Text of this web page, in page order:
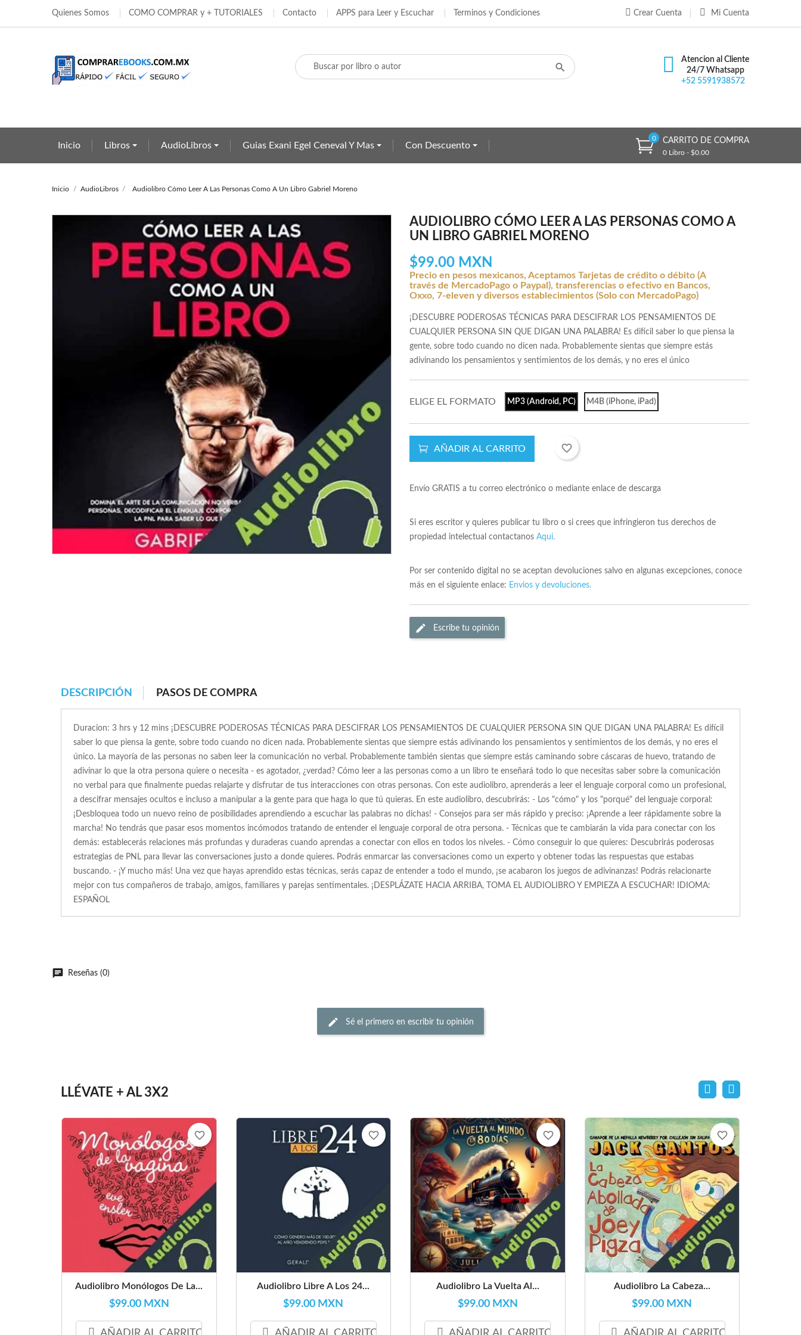
×
Crear nueva lista
×
Nombre de la lista de deseos
×
Debe iniciar sesión para guardar productos en su lista de deseos.
Quienes Somos COMO COMPRAR y + TUTORIALES Contacto APPS para Leer y Escuchar Terminos y Condiciones Mi Cuenta
Crear Cuenta
Atencion al Cliente
24/7 Whatsapp
+52 5591938572
CARRITO DE COMPRA
0 Libro - $0.00
0
Inicio Libros AudioLibros Guias Exani Egel Ceneval Y Mas Con Descuento
Inicio AudioLibros Audiolibro Cómo Leer A Las Personas Como A Un Libro Gabriel Moreno
AUDIOLIBRO CÓMO LEER A LAS PERSONAS COMO A
UN LIBRO GABRIEL MORENO
$99.00 MXN
Precio en pesos mexicanos, Aceptamos Tarjetas de crédito o débito (A
través de MercadoPago o Paypal), transferencias o efectivo en Bancos,
Oxxo, 7-eleven y diversos establecimientos (Solo con MercadoPago)
¡DESCUBRE PODEROSAS TÉCNICAS PARA DESCIFRAR LOS PENSAMIENTOS DE
CUALQUIER PERSONA SIN QUE DIGAN UNA PALABRA! Es difícil saber lo que piensa la
gente, sobre todo cuando no dicen nada. Probablemente sientas que siempre estás
adivinando los pensamientos y sentimientos de los demás, y no eres el único
ELIGE EL FORMATO MP3 (Android, PC) M4B (iPhone, iPad)
AÑADIR AL CARRITO favorite_border
Envío GRATIS a tu correo electrónico o mediante enlace de descarga
Si eres escritor y quieres publicar tu libro o si crees que infringieron tus derechos de
propiedad intelectual contactanos Aqui.
Por ser contenido digital no se aceptan devoluciones salvo en algunas excepciones, conoce
más en el siguiente enlace: Envios y devoluciones.
Escribe tu opinión
DESCRIPCIÓN PASOS DE COMPRA
Duracion: 3 hrs y 12 mins ¡DESCUBRE PODEROSAS TÉCNICAS PARA DESCIFRAR LOS PENSAMIENTOS DE CUALQUIER PERSONA SIN QUE DIGAN UNA PALABRA! Es difícil
saber lo que piensa la gente, sobre todo cuando no dicen nada. Probablemente sientas que siempre estás adivinando los pensamientos y sentimientos de los demás, y no eres el
único. La mayoría de las personas no saben leer la comunicación no verbal. Probablemente también sientas que siempre estás caminando sobre cáscaras de huevo, tratando de
adivinar lo que la otra persona quiere o necesita - es agotador, ¿verdad? Cómo leer a las personas como a un libro te enseñará todo lo que necesitas saber sobre la comunicación
no verbal para que finalmente puedas relajarte y disfrutar de tus interacciones con otras personas. Con este audiolibro, aprenderás a leer el lenguaje corporal como un profesional,
a descifrar mensajes ocultos e incluso a manipular a la gente para que haga lo que tú quieras. En este audiolibro, descubrirás: - Los "cómo" y los "porqué" del lenguaje corporal:
¡Desbloquea todo un nuevo reino de posibilidades aprendiendo a escuchar las palabras no dichas! - Consejos para ser más rápido y preciso: ¡Aprende a leer rápidamente sobre la
marcha! No tendrás que pasar esos momentos incómodos tratando de entender el lenguaje corporal de otra persona. - Técnicas que te cambiarán la vida para conectar con los
demás: establecerás relaciones más profundas y duraderas cuando aprendas a conectar con ellos en todos los niveles. - Cómo conseguir lo que quieres: Descubrirás poderosas
estrategias de PNL para llevar las conversaciones justo a donde quieres. Podrás enmarcar las conversaciones como un experto y obtener todas las respuestas que estabas
buscando. - ¡Y mucho más! Una vez que hayas aprendido estas técnicas, serás capaz de entender a todo el mundo, ¡se acabaron los juegos de adivinanzas! Podrás relacionarte
mejor con tus compañeros de trabajo, amigos, familiares y parejas sentimentales. ¡DESPLÁZATE HACIA ARRIBA, TOMA EL AUDIOLIBRO Y EMPIEZA A ESCUCHAR! IDIOMA:
ESPAÑOL
Reseñas (0)
Sé el primero en escribir tu opinión
LLÉVATE + AL 3X2
Audiolibro Monólogos De La...
$99.00 MXN
favorite_border
Audiolibro Libre A Los 24...
$99.00 MXN
favorite_border
Audiolibro La Vuelta Al...
$99.00 MXN
favorite_border
Audiolibro La Cabeza...
$99.00 MXN
favorite_border